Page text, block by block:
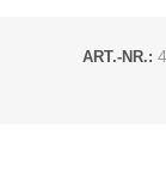
ART.-NR.: